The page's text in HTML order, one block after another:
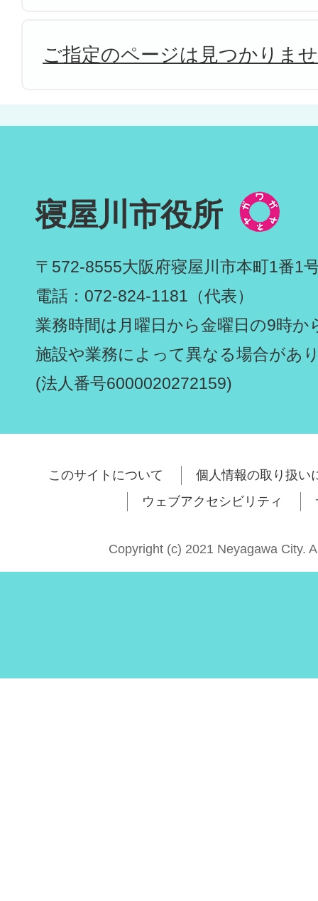
ご指定のページは見つかりま
寝屋川市役所
〒572-8555大阪府寝屋川市本町1番1
電話：072-824-1181（代表）
業務時間は月曜日から金曜日の9時か
施設や業務によって異なる場合があ
(法人番号6000020272159)
このサイトについて
個人情報の取り扱い
ウェブアクセシビリティ
Copyright (c) 2021 Neyagawa City.